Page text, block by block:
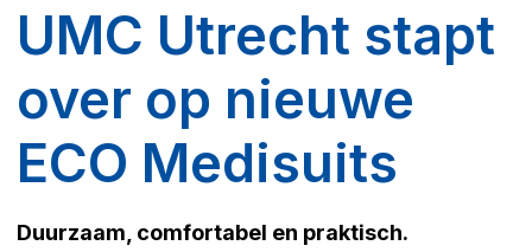
UMC Utrecht stapt
over op nieuwe
ECO Medisuits
Duurzaam, comfortabel en praktisch.